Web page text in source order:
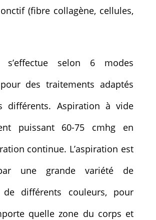
(fibre collagène, cellules,
selon 6 modes
des traitements adaptés
différents. Aspiration à vide
puissant 60-75 cmhg en
continue. L’aspiration est
une grande variété de
de différents couleurs, pour
quelle zone du corps et